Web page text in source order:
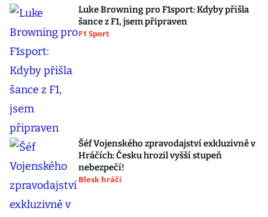
Luke Browning pro F1sport: Kdyby přišla
šance z F1, jsem připraven
F1 Sport
Šéf Vojenského zpravodajství exkluzivně v
Hráčích: Česku hrozil vyšší stupeň
nebezpečí!
Blesk hráči